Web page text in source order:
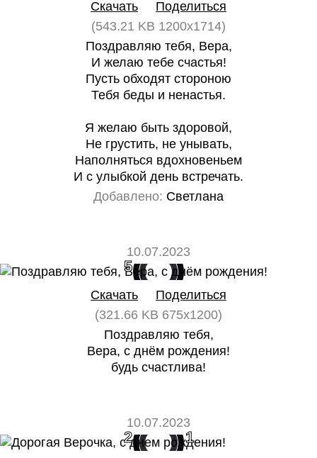
Скачать
Поделиться
(543.21 KB 1200x1714)
Поздравляю тебя, Вера,
И желаю тебе счастья!
Пусть обходят стороною
Тебя беды и ненастья.
Я желаю быть здоровой,
Не грустить, не унывать,
Наполняться вдохновеньем
И с улыбкой день встречать.
Добавлено: Светлана
10.07.2023
5 0
Скачать
Поделиться
(321.66 KB 675x1200)
Поздравляю тебя,
Вера, с днём рождения!
будь счастлива!
10.07.2023
2 1